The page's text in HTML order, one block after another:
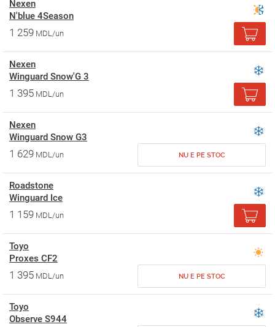
Nexen
N'blue 4Season
1 259 MDL/un
Nexen
Winguard Snow'G 3
1 395 MDL/un
Nexen
Winguard Snow G3
1 629 MDL/un NU E PE STOC
Roadstone
Winguard Ice
1 159 MDL/un
Toyo
Proxes CF2
1 395 MDL/un NU E PE STOC
Toyo
Observe S944